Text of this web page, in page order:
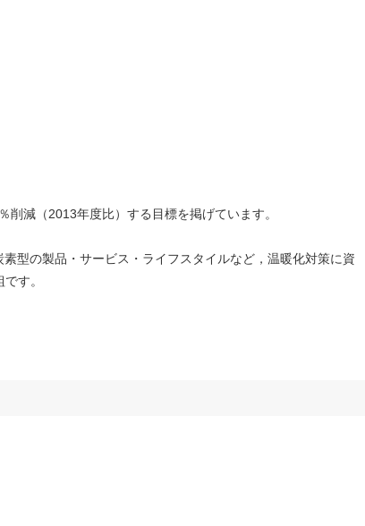
減（2013年度比）する目標を掲げています。
型の製品・サービス・ライフスタイルなど，温暖化対策に資
す。